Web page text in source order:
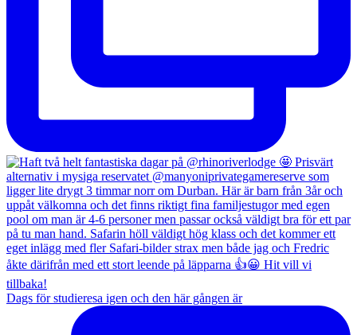
Dags för studieresa igen och den här gången är